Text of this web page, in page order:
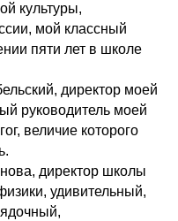
культуры,
мой классный
пяти лет в школе
директор моей
руководитель моей
величие которого
директор школы
удивительный,